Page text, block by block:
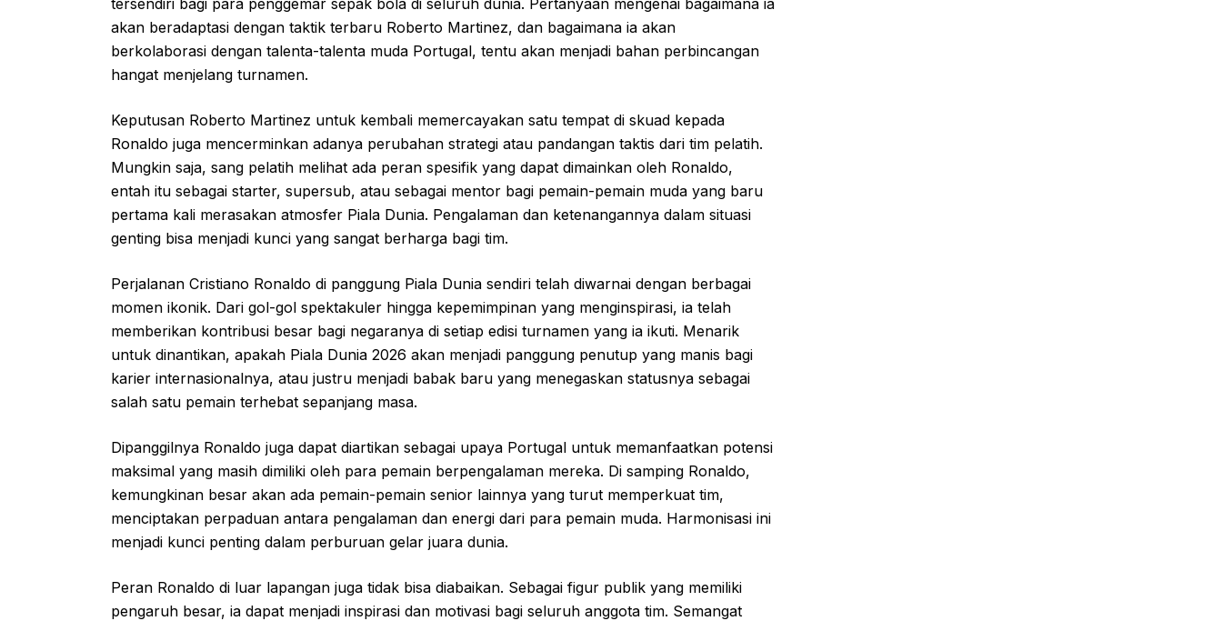
akan beradaptasi dengan taktik terbaru Roberto Martinez, dan bagaimana ia akan
berkolaborasi dengan talenta-talenta muda Portugal, tentu akan menjadi bahan perbincangan
hangat menjelang turnamen.
Keputusan Roberto Martinez untuk kembali memercayakan satu tempat di skuad kepada
Ronaldo juga mencerminkan adanya perubahan strategi atau pandangan taktis dari tim pelatih.
Mungkin saja, sang pelatih melihat ada peran spesifik yang dapat dimainkan oleh Ronaldo,
entah itu sebagai starter, supersub, atau sebagai mentor bagi pemain-pemain muda yang baru
pertama kali merasakan atmosfer Piala Dunia. Pengalaman dan ketenangannya dalam situasi
genting bisa menjadi kunci yang sangat berharga bagi tim.
Perjalanan Cristiano Ronaldo di panggung Piala Dunia sendiri telah diwarnai dengan berbagai
momen ikonik. Dari gol-gol spektakuler hingga kepemimpinan yang menginspirasi, ia telah
memberikan kontribusi besar bagi negaranya di setiap edisi turnamen yang ia ikuti. Menarik
untuk dinantikan, apakah Piala Dunia 2026 akan menjadi panggung penutup yang manis bagi
karier internasionalnya, atau justru menjadi babak baru yang menegaskan statusnya sebagai
salah satu pemain terhebat sepanjang masa.
Dipanggilnya Ronaldo juga dapat diartikan sebagai upaya Portugal untuk memanfaatkan potensi
maksimal yang masih dimiliki oleh para pemain berpengalaman mereka. Di samping Ronaldo,
kemungkinan besar akan ada pemain-pemain senior lainnya yang turut memperkuat tim,
menciptakan perpaduan antara pengalaman dan energi dari para pemain muda. Harmonisasi ini
menjadi kunci penting dalam perburuan gelar juara dunia.
Peran Ronaldo di luar lapangan juga tidak bisa diabaikan. Sebagai figur publik yang memiliki
pengaruh besar, ia dapat menjadi inspirasi dan motivasi bagi seluruh anggota tim. Semangat